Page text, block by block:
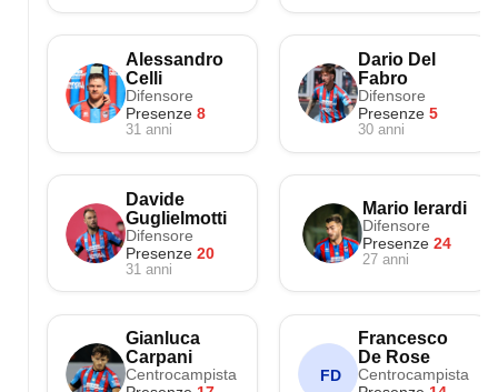
Alessandro
Celli
Difensore
Presenze 8
31 anni
Dario Del
Fabro
Difensore
Presenze5
30 anni
Davide
Guglielmotti
Difensore
Presenze 20
31 anni
Mario Ierardi
Difensore
Presenze 24
27 anni
Gianluca
Carpani
Centrocampista FD
Francesco
De Rose
Centrocampista